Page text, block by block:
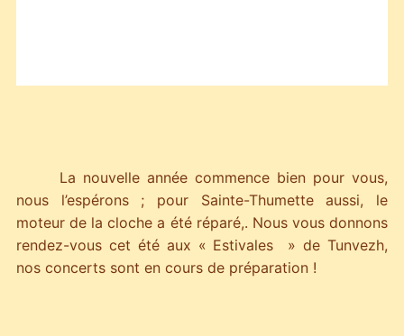
La nouvelle année commence bien pour vous,
nous l’espérons ; pour Sainte-Thumette aussi, le
moteur de la cloche a été réparé,. Nous vous donnons
rendez-vous cet été aux « Estivales » de Tunvezh,
nos concerts sont en cours de préparation !